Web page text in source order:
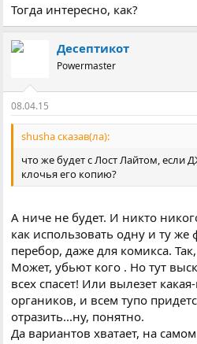
Тогда интересно, как?
Десептикот
Powermaster
08.04.15
shusha сказав(ла):
что же будет с Лост Лайтом, если
клочья его копию?
А ниче не будет. И никто
как использовать одну и ту
перебор, даже для комикса.
Может, убьют кого . Но тут
всех спасет! Или вылезет
органиков, и всем тупо
отразить...ну, понятно.
Да вариантов хватает, на